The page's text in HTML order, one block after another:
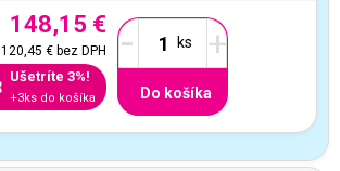
148,15 €
120,45 €bez DPH
Ušetríte 3%!
+3ks do košíka
- +
Do košíka